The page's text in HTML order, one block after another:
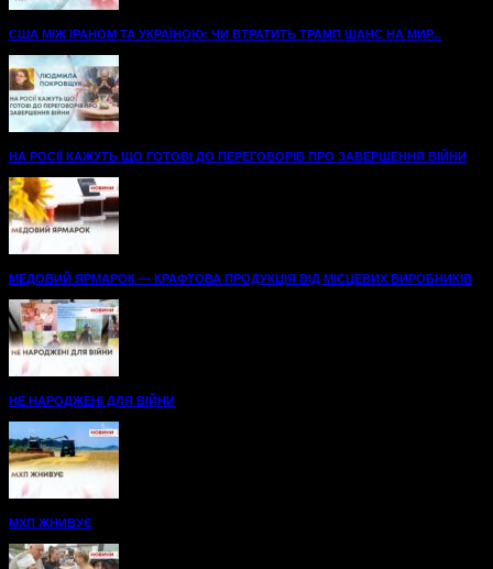
США МІЖ ІРАНОМ ТА УКРАЇНОЮ: ЧИ ВТРАТИТЬ ТРАМП ШАНС НА МИР...
НА РОСІЇ КАЖУТЬ ЩО ГОТОВІ ДО ПЕРЕГОВОРІВ ПРО ЗАВЕРШЕННЯ ВІЙНИ
МЕДОВИЙ ЯРМАРОК — КРАФТОВА ПРОДУКЦІЯ ВІД МІСЦЕВИХ ВИРОБНИКІВ
НЕ НАРОДЖЕНІ ДЛЯ ВІЙНИ
МХП ЖНИВУЄ